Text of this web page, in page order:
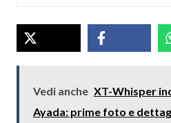
Vedi anche XT-Whisper
Ayada: prime foto e